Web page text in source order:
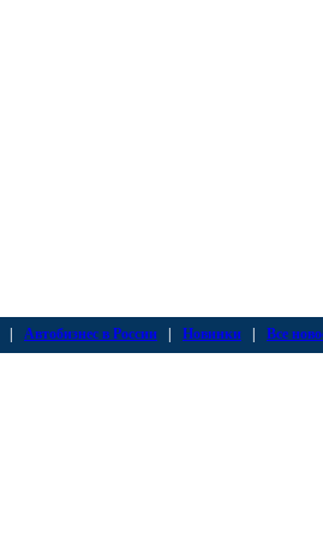
Автобизнес в России Новинки Все